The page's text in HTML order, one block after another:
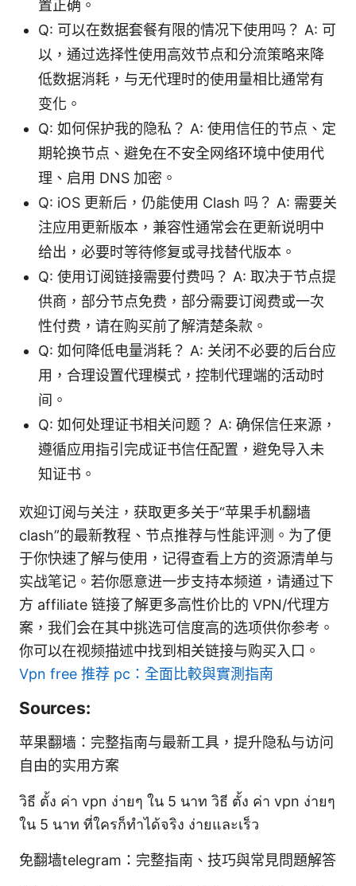
置正确。
Q: 可以在数据套餐有限的情况下使用吗？ A: 可
以，通过选择性使用高效节点和分流策略来降
低数据消耗，与无代理时的使用量相比通常有
变化。
Q: 如何保护我的隐私？ A: 使用信任的节点、定
期轮换节点、避免在不安全网络环境中使用代
理、启用 DNS 加密。
Q: iOS 更新后，仍能使用 Clash 吗？ A: 需要关
注应用更新版本，兼容性通常会在更新说明中
给出，必要时等待修复或寻找替代版本。
Q: 使用订阅链接需要付费吗？ A: 取决于节点提
供商，部分节点免费，部分需要订阅费或一次
性付费，请在购买前了解清楚条款。
Q: 如何降低电量消耗？ A: 关闭不必要的后台应
用，合理设置代理模式，控制代理端的活动时
间。
Q: 如何处理证书相关问题？ A: 确保信任来源，
遵循应用指引完成证书信任配置，避免导入未
知证书。
欢迎订阅与关注，获取更多关于“苹果手机翻墙
clash”的最新教程、节点推荐与性能评测。为了便
于你快速了解与使用，记得查看上方的资源清单与
实战笔记。若你愿意进一步支持本频道，请通过下
方 affiliate 链接了解更多高性价比的 VPN/代理方
案，我们会在其中挑选可信度高的选项供你参考。
你可以在视频描述中找到相关链接与购买入口。
Vpn free 推荐 pc：全面比較與實測指南
Sources:
苹果翻墙：完整指南与最新工具，提升隐私与访问
自由的实用方案
วิธี ตั้ง ค่า vpn ง่ายๆ ใน 5 นาท วิธี ตั้ง ค่า vpn ง่ายๆ
ใน 5 นาท ที่ใครก็ทำได้จริง ง่ายและเร็ว
免翻墙telegram：完整指南、技巧與常見問題解答